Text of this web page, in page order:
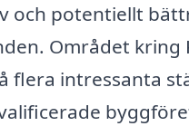
och potentiellt
Området kring
flera intressanta